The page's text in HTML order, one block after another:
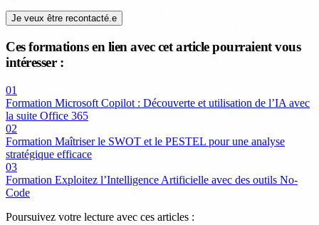
Je veux être recontacté.e
Ces formations en lien avec cet article pourraient vous
intéresser :
01
Formation Microsoft Copilot : Découverte et utilisation de l’IA avec
la suite Office 365
02
Formation Maîtriser le SWOT et le PESTEL pour une analyse
stratégique efficace
03
Formation Exploitez l’Intelligence Artificielle avec des outils No-
Code
Poursuivez votre lecture avec ces articles :